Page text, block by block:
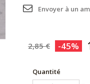
Envoyer à un
2,85 € -45%
Quantité